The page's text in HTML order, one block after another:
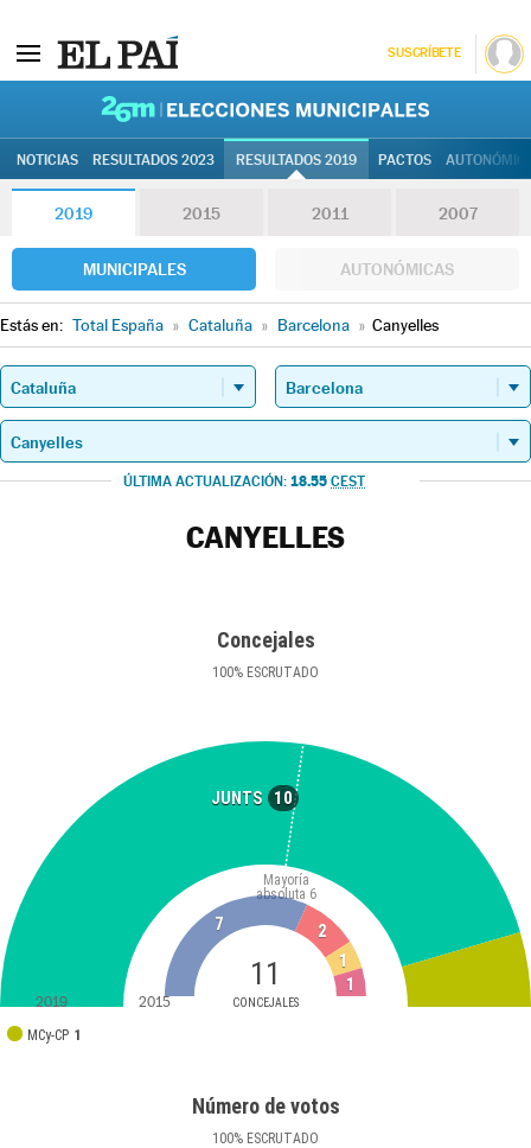
SUSCRÍBETE
NOTICIAS RESULTADOS 2023 RESULTADOS 2019 PACTOS
2019 2015 2011 2007
MUNICIPALES AUTONÓMICAS
Estás en: Total España » Cataluña » Barcelona » Canyelles
ÚLTIMA ACTUALIZACIÓN: 18.55 CEST
CANYELLES
Concejales
100% ESCRUTADO
JUNTS 10
11
CONCEJALES
Mayoría
absoluta 6
MCy-CP 1
7
2
1
1
2019 2015
Número de votos
100% ESCRUTADO